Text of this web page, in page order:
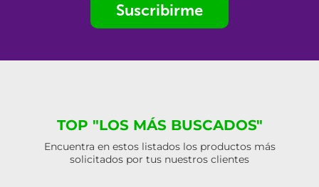
Suscribirme
TOP "LOS MÁS BUSCADOS"
Encuentra en estos listados los productos más
solicitados por tus nuestros clientes